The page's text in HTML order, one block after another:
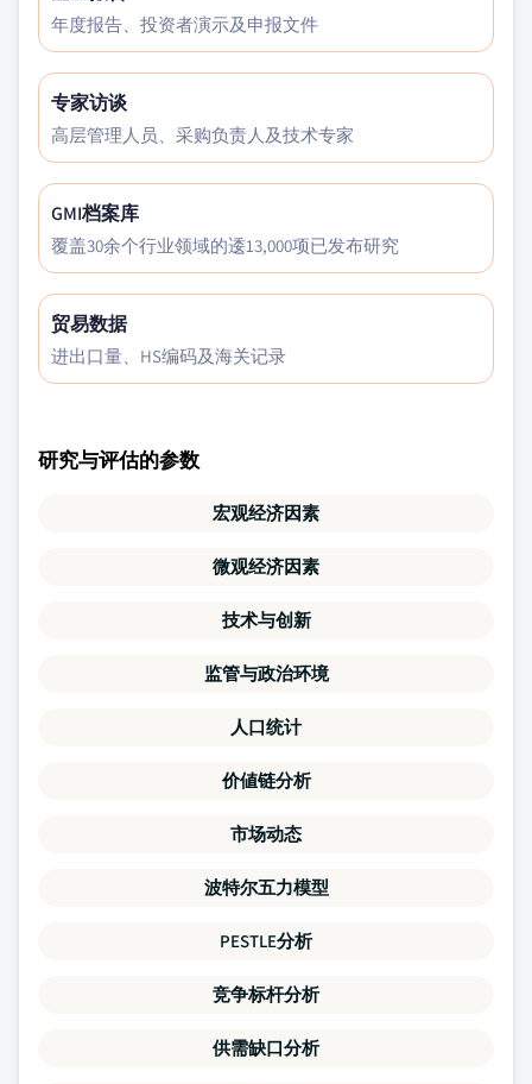
年度报告、投资者演示及申报文件
专家访谈
高层管理人员、采购负责人及技术专家
GMI档案库
覆盖30余个行业领域的逶13,000项已发布研究
贸易数据
进出口量、HS编码及海关记录
研究与评估的参数
宏观经济因素
微观经济因素
技术与创新
监管与政治环境
人口统计
价値链分析
市场动态
波特尔五力模型
PESTLE分析
竞争标杆分析
供需缺口分析